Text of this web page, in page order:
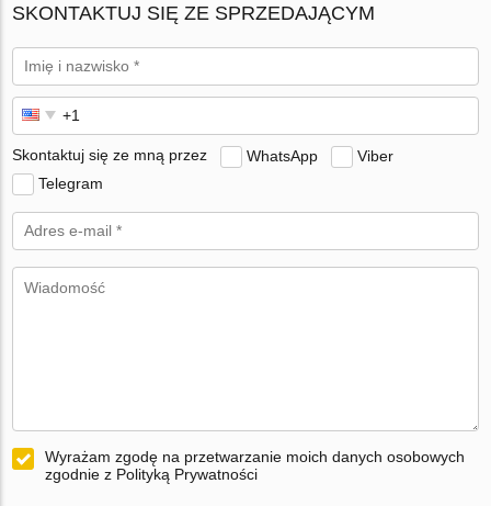
SKONTAKTUJ SIĘ ZE SPRZEDAJĄCYM
Skontaktuj się ze mną przez WhatsApp
Viber
Telegram
Wyrażam zgodę na przetwarzanie moich danych osobowych
zgodnie z Polityką Prywatności